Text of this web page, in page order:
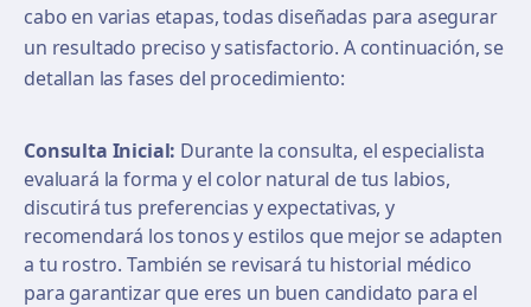
cabo en varias etapas, todas diseñadas para asegurar
un resultado preciso y satisfactorio. A continuación, se
detallan las fases del procedimiento:
Consulta Inicial: Durante la consulta, el especialista
evaluará la forma y el color natural de tus labios,
discutirá tus preferencias y expectativas, y
recomendará los tonos y estilos que mejor se adapten
a tu rostro. También se revisará tu historial médico
para garantizar que eres un buen candidato para el